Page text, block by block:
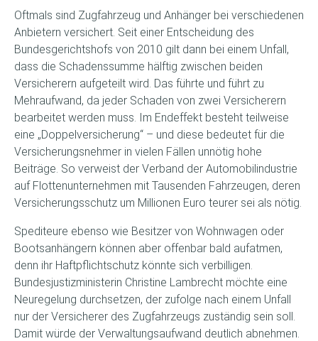
Oftmals sind Zugfahrzeug und Anhänger bei verschiedenen
Anbietern versichert. Seit einer Entscheidung des
Bundesgerichtshofs von 2010 gilt dann bei einem Unfall,
dass die Schadenssumme hälftig zwischen beiden
Versicherern aufgeteilt wird. Das führte und führt zu
Mehraufwand, da jeder Schaden von zwei Versicherern
bearbeitet werden muss. Im Endeffekt besteht teilweise
eine „Doppelversicherung“ – und diese bedeutet für die
Versicherungsnehmer in vielen Fällen unnötig hohe
Beiträge. So verweist der Verband der Automobilindustrie
auf Flottenunternehmen mit Tausenden Fahrzeugen, deren
Versicherungsschutz um Millionen Euro teurer sei als nötig.
Spediteure ebenso wie Besitzer von Wohnwagen oder
Bootsanhängern können aber offenbar bald aufatmen,
denn ihr Haftpflichtschutz könnte sich verbilligen.
Bundesjustizministerin Christine Lambrecht möchte eine
Neuregelung durchsetzen, der zufolge nach einem Unfall
nur der Versicherer des Zugfahrzeugs zuständig sein soll.
Damit würde der Verwaltungsaufwand deutlich abnehmen.